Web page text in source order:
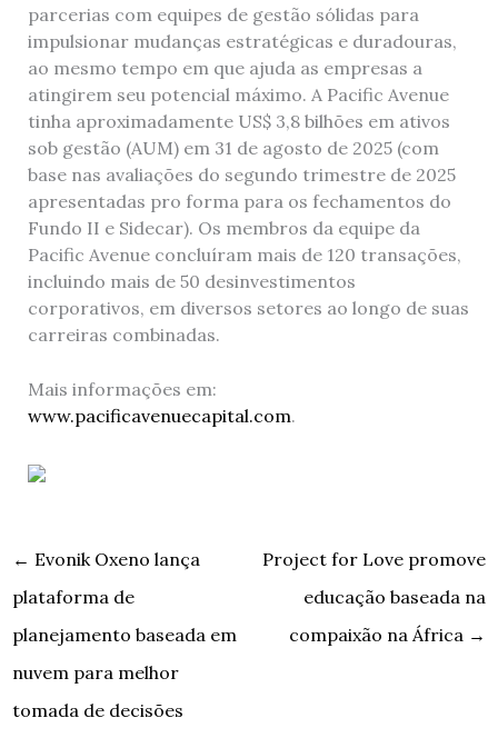
parcerias com equipes de gestão sólidas para
impulsionar mudanças estratégicas e duradouras,
ao mesmo tempo em que ajuda as empresas a
atingirem seu potencial máximo. A Pacific Avenue
tinha aproximadamente US$ 3,8 bilhões em ativos
sob gestão (AUM) em 31 de agosto de 2025 (com
base nas avaliações do segundo trimestre de 2025
apresentadas pro forma para os fechamentos do
Fundo II e Sidecar). Os membros da equipe da
Pacific Avenue concluíram mais de 120 transações,
incluindo mais de 50 desinvestimentos
corporativos, em diversos setores ao longo de suas
carreiras combinadas.
Mais informações em:
www.pacificavenuecapital.com.
← Evonik Oxeno lança
plataforma de
planejamento baseada em
nuvem para melhor
tomada de decisões
Project for Love promove
educação baseada na
compaixão na África →